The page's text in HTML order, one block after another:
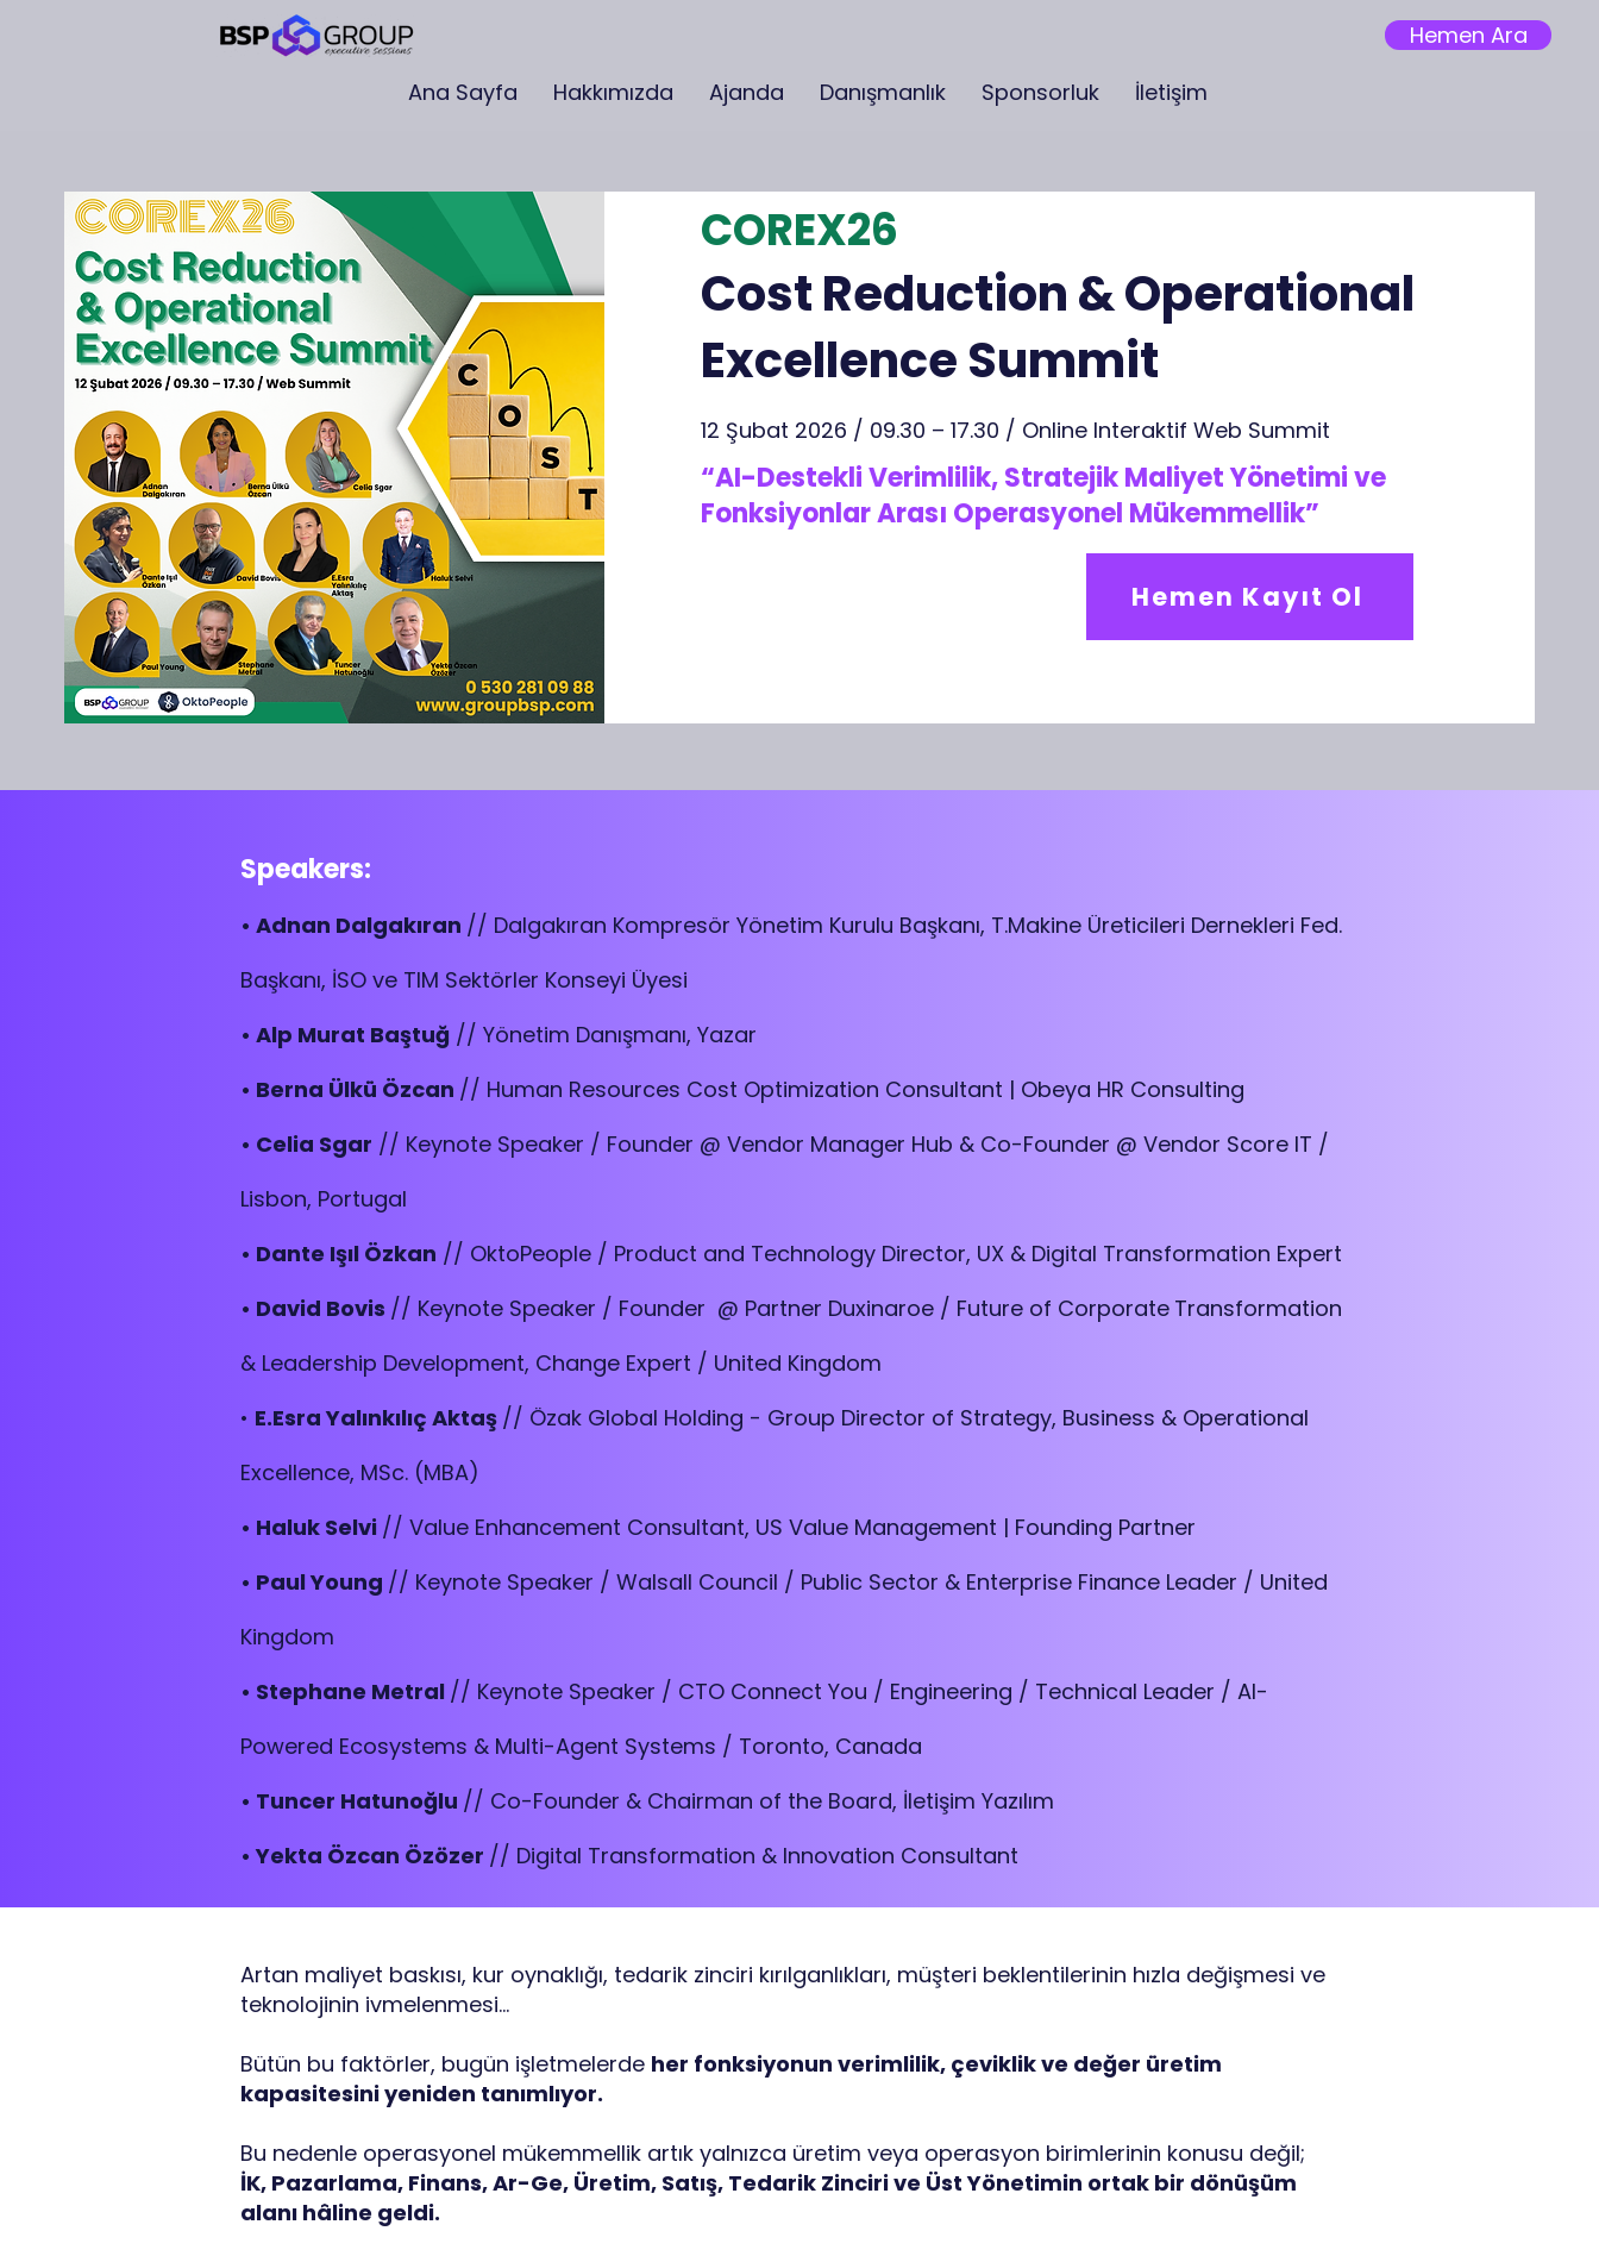
Hemen Ara
Ana Sayfa
Hakkımızda Ajanda Danışmanlık Sponsorluk İletişim
COREX26
Cost Reduction & Operational
Excellence Summit
12 Şubat 2026 / 09.30 – 17.30 / Online Interaktif Web Summit
“AI-Destekli Verimlilik, Stratejik Maliyet Yönetimi ve
Fonksiyonlar Arası Operasyonel Mükemmellik”
Hemen Kayıt Ol
Speakers:
• Adnan Dalgakıran // Dalgakıran Kompresör Yönetim Kurulu Başkanı, T.Makine Üreticileri Dernekleri Fed.
Başkanı, İSO ve TIM Sektörler Konseyi Üyesi
• Alp Murat Baştuğ // Yönetim Danışmanı, Yazar
• Berna Ülkü Özcan // Human Resources Cost Optimization Consultant | Obeya HR Consulting
• Celia Sgar // Keynote Speaker / Founder @ Vendor Manager Hub & Co-Founder @ Vendor Score IT /
Lisbon, Portugal
• Dante Işıl Özkan // OktoPeople / Product and Technology Director, UX & Digital Transformation Expert
• David Bovis // Keynote Speaker / Founder @ Partner Duxinaroe / Future of Corporate Transformation
& Leadership Development, Change Expert / United Kingdom
• E.Esra Yalınkılıç Aktaş // Özak Global Holding - Group Director of Strategy, Business & Operational
Excellence, MSc. (MBA)
• Haluk Selvi // Value Enhancement Consultant, US Value Management | Founding Partner
• Paul Young // Keynote Speaker / Walsall Council / Public Sector & Enterprise Finance Leader / United
Kingdom
• Stephane Metral // Keynote Speaker / CTO Connect You / Engineering / Technical Leader / AI-
Powered Ecosystems & Multi-Agent Systems / Toronto, Canada
• Tuncer Hatunoğlu // Co-Founder & Chairman of the Board, İletişim Yazılım
• Yekta Özcan Özözer // Digital Transformation & Innovation Consultant
Artan maliyet baskısı, kur oynaklığı, tedarik zinciri kırılganlıkları, müşteri beklentilerinin hızla değişmesi ve
teknolojinin ivmelenmesi…
Bütün bu faktörler, bugün işletmelerde her fonksiyonun verimlilik, çeviklik ve değer üretim
kapasitesini yeniden tanımlıyor.
Bu nedenle operasyonel mükemmellik artık yalnızca üretim veya operasyon birimlerinin konusu değil;
İK, Pazarlama, Finans, Ar-Ge, Üretim, Satış, Tedarik Zinciri ve Üst Yönetimin ortak bir dönüşüm
alanı hâline geldi.